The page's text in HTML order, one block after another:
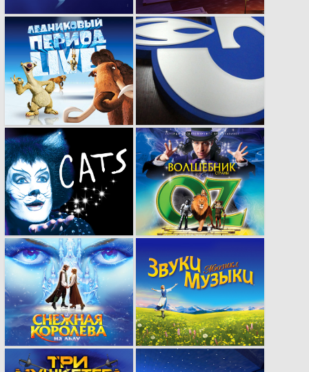
Сенсационная
реклама для
сенсационных
проектов.
Оформление
мероприятий любой
сложности и
направленности.
Умение работать с
известными
брендами.
Реклама, способная
заворожить своим
исполнением.
Мы умеем найти
нужный подход к
рекламе.
Грамотно выбранное
стилистическое
исполнение
рекламы.